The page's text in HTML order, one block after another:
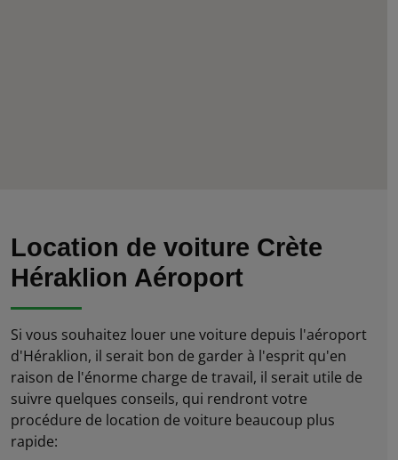
Location de voiture Crète
Héraklion Aéroport
Si vous souhaitez louer une voiture depuis l'aéroport
d'Héraklion, il serait bon de garder à l'esprit qu'en
raison de l'énorme charge de travail, il serait utile de
suivre quelques conseils, qui rendront votre
procédure de location de voiture beaucoup plus
rapide: